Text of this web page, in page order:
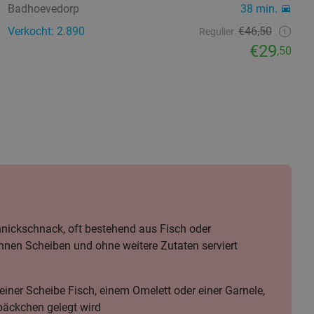
Badhoevedorp
38 min.
Verkocht: 2.890
Regulier €46,50
€29,50
oft bestehend aus Fisch oder
Scheiben und ohne weitere Zutaten serviert
Scheibe Fisch, einem Omelett oder einer Garnele,
gelegt wird